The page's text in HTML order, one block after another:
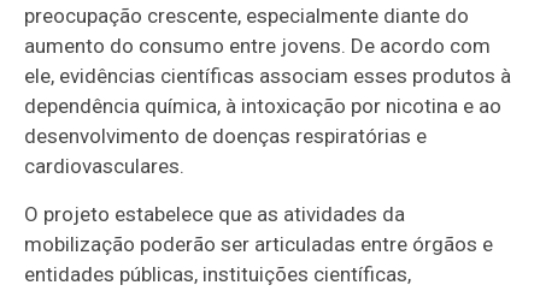
preocupação crescente, especialmente diante do
aumento do consumo entre jovens. De acordo com
ele, evidências científicas associam esses produtos à
dependência química, à intoxicação por nicotina e ao
desenvolvimento de doenças respiratórias e
cardiovasculares.
O projeto estabelece que as atividades da
mobilização poderão ser articuladas entre órgãos e
entidades públicas, instituições científicas,